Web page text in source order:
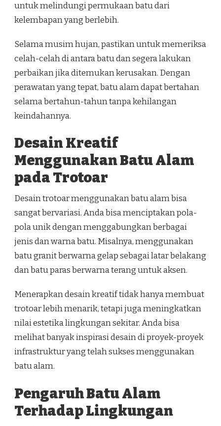
untuk melindungi permukaan batu dari
kelembapan yang berlebih.
Selama musim hujan, pastikan untuk memeriksa
celah-celah di antara batu dan segera lakukan
perbaikan jika ditemukan kerusakan. Dengan
perawatan yang tepat, batu alam dapat bertahan
selama bertahun-tahun tanpa kehilangan
keindahannya.
Desain Kreatif
Menggunakan Batu Alam
pada Trotoar
Desain trotoar menggunakan batu alam bisa
sangat bervariasi. Anda bisa menciptakan pola-
pola unik dengan menggabungkan berbagai
jenis dan warna batu. Misalnya, menggunakan
batu granit berwarna gelap sebagai latar belakang
dan batu paras berwarna terang untuk aksen.
Menerapkan desain kreatif tidak hanya membuat
trotoar lebih menarik, tetapi juga meningkatkan
nilai estetika lingkungan sekitar. Anda bisa
melihat banyak inspirasi desain di proyek-proyek
infrastruktur yang telah sukses menggunakan
batu alam.
Pengaruh Batu Alam
Terhadap Lingkungan